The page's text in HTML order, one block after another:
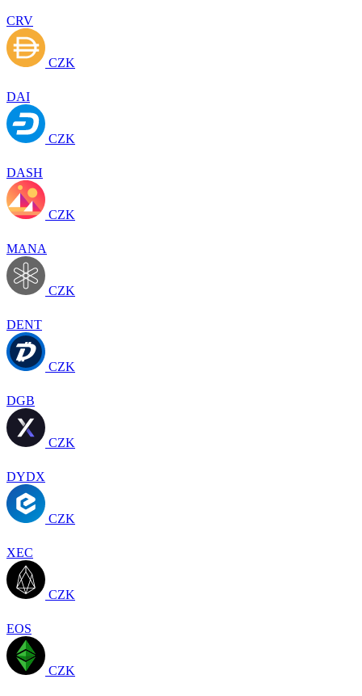
CRV
CZK
DAI
CZK
DASH
CZK
MANA
CZK
DENT
CZK
DGB
CZK
DYDX
CZK
XEC
CZK
EOS
CZK